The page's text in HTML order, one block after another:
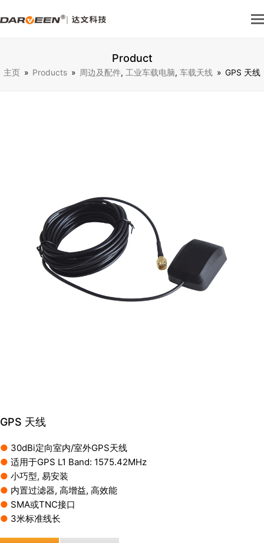
Product
主页 » Products » 周边及配件, 工业车载电脑, 车载天线 » GPS 天线
GPS 天线
● 30dBi定向室内/室外GPS天线
● 适用于GPS L1 Band: 1575.42MHz
● 小巧型, 易安装
● 内置过滤器, 高增益, 高效能
● SMA或TNC接口
● 3米标准线长